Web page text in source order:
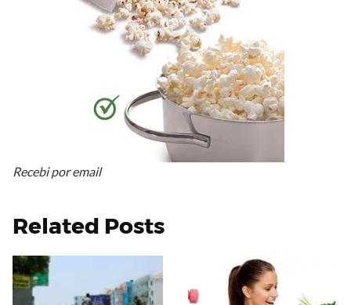
Recebi por email
Related Posts